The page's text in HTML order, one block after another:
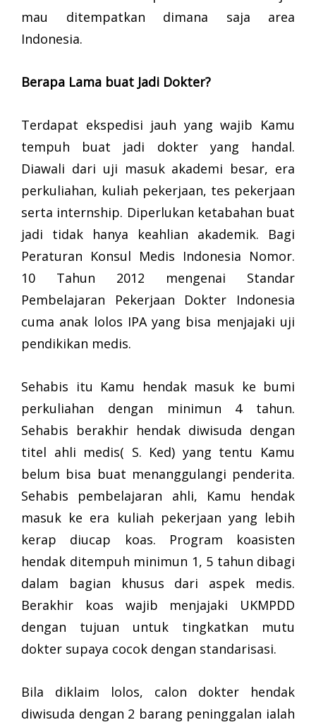
mau ditempatkan dimana saja area
Indonesia.
Berapa Lama buat Jadi Dokter?
Terdapat ekspedisi jauh yang wajib Kamu
tempuh buat jadi dokter yang handal.
Diawali dari uji masuk akademi besar, era
perkuliahan, kuliah pekerjaan, tes pekerjaan
serta internship. Diperlukan ketabahan buat
jadi tidak hanya keahlian akademik. Bagi
Peraturan Konsul Medis Indonesia Nomor.
10 Tahun 2012 mengenai Standar
Pembelajaran Pekerjaan Dokter Indonesia
cuma anak lolos IPA yang bisa menjajaki uji
pendikikan medis.
Sehabis itu Kamu hendak masuk ke bumi
perkuliahan dengan minimun 4 tahun.
Sehabis berakhir hendak diwisuda dengan
titel ahli medis( S. Ked) yang tentu Kamu
belum bisa buat menanggulangi penderita.
Sehabis pembelajaran ahli, Kamu hendak
masuk ke era kuliah pekerjaan yang lebih
kerap diucap koas. Program koasisten
hendak ditempuh minimun 1, 5 tahun dibagi
dalam bagian khusus dari aspek medis.
Berakhir koas wajib menjajaki UKMPDD
dengan tujuan untuk tingkatkan mutu
dokter supaya cocok dengan standarisasi.
Bila diklaim lolos, calon dokter hendak
diwisuda dengan 2 barang peninggalan ialah